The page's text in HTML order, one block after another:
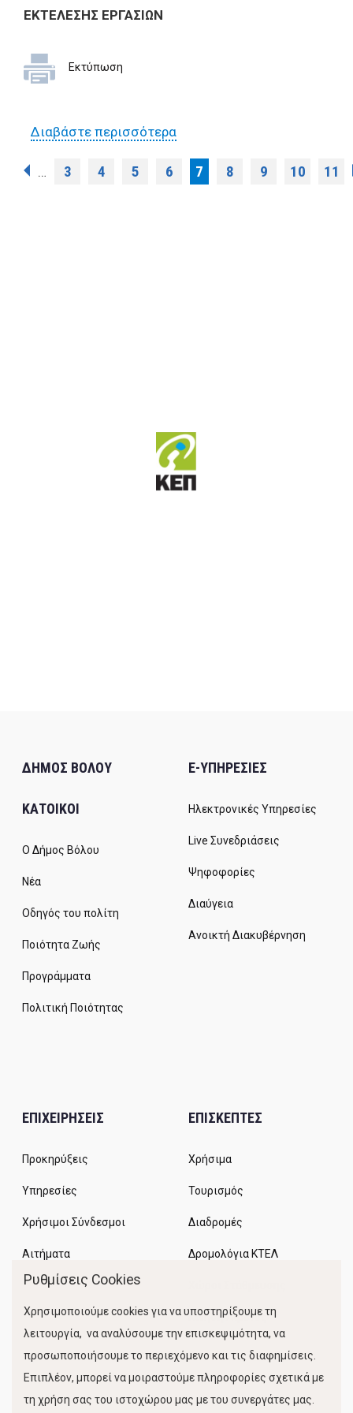
ΕΚΤΕΛΕΣΗΣ ΕΡΓΑΣΙΩΝ
Εκτύπωση
Διαβάστε περισσότεραγια 1η ΔΙΑΚΗΡΥΞΗ
ΕΚΤΕΛΕΣΗΣ ΕΡΓΑΣΙΩΝ
Σελίδες
… 3 4 5 6 7 8 9 10 11
ΔΗΜΟΣ ΒΟΛΟΥ
ΚΑΤΟΙΚΟΙ
Ο Δήμος Βόλου
Νέα
Οδηγός του πολίτη
Ποιότητα Ζωής
Προγράμματα
Πολιτική Ποιότητας
E-ΥΠΗΡΕΣΙΕΣ
Ηλεκτρονικές Υπηρεσίες
Live Συνεδριάσεις
Ψηφοφορίες
Διαύγεια
Ανοικτή Διακυβέρνηση
ΕΠΙΧΕΙΡΗΣΕΙΣ
Προκηρύξεις
Υπηρεσίες
Χρήσιμοι Σύνδεσμοι
Αιτήματα
ΕΠΙΣΚΕΠΤΕΣ
Χρήσιμα
Τουρισμός
Διαδρομές
Δρομολόγια ΚΤΕΛ
Κίνηση Λιμένος
Ρυθμίσεις Cookies
Χρησιμοποιούμε cookies για να υποστηρίξουμε τη
λειτουργία, να αναλύσουμε την επισκεψιμότητα, να
προσωποποιήσουμε το περιεχόμενο και τις διαφημίσεις.
Επιπλέον, μπορεί να μοιραστούμε πληροφορίες σχετικά με
τη χρήση σας του ιστοχώρου μας με του συνεργάτες μας.